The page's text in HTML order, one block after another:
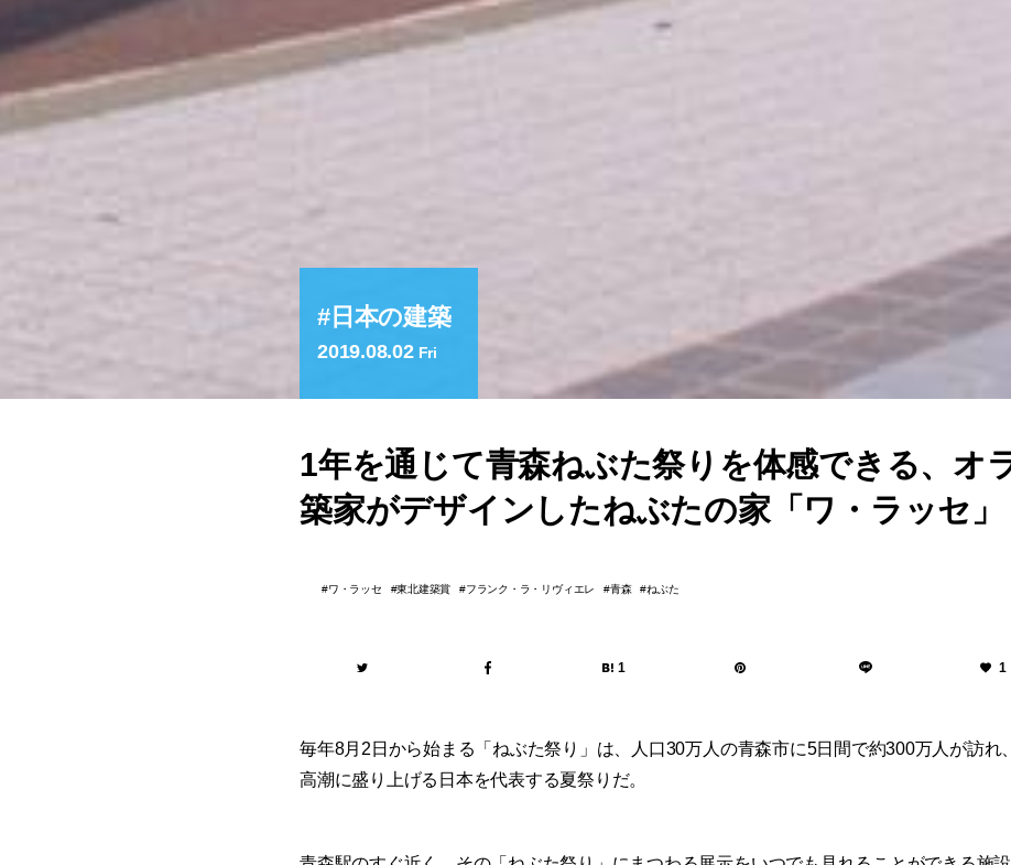
日本の建築
2019.08.02 Fri
1年を通じて青森ねぶた祭りを体感できる、オ
築家がデザインしたねぶたの家「ワ・ラッセ」
ワ・ラッセ 東北建築賞 フランク・ラ・リヴィエレ 青森 ねぶた
1 1
毎年8月2日から始まる「ねぶた祭り」は、人口30万人の青森市に5日間で約300万人が訪れ
高潮に盛り上げる日本を代表する夏祭りだ。